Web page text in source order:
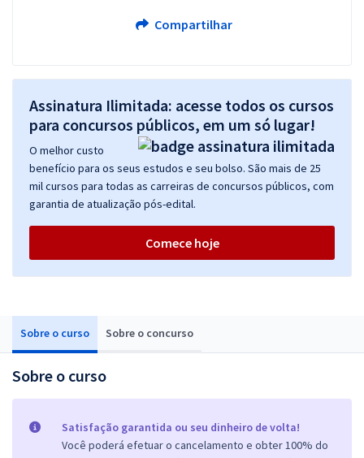
Sobre o curso Sobre o concurso
Sobre o curso
Satisfação garantida ou seu dinheiro de volta!
Você poderá efetuar o cancelamento e obter 100% do
Compartilhar
Assinatura Ilimitada: acesse todos os cursos
para concursos públicos, em um só lugar!
O melhor custo
benefício para os seus estudos e seu bolso. São mais de 25
mil cursos para todas as carreiras de concursos públicos, com
garantia de atualização pós-edital.
Comece hoje